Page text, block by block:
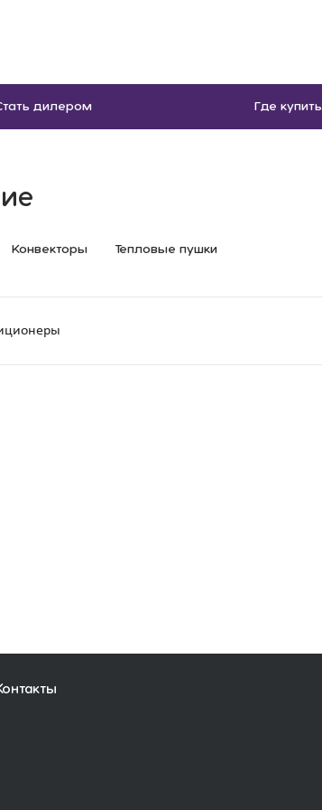
дилером Где купить
Конвекторы Тепловые пушки